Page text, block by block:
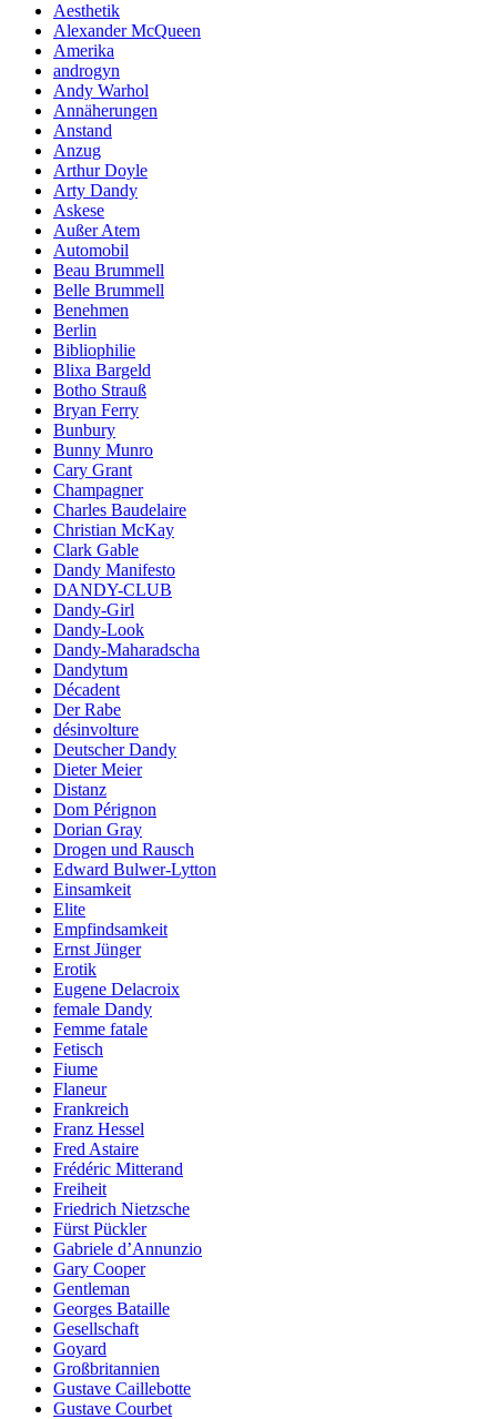
Aesthetik
Alexander McQueen
Amerika
androgyn
Andy Warhol
Annäherungen
Anstand
Anzug
Arthur Doyle
Arty Dandy
Askese
Außer Atem
Automobil
Beau Brummell
Belle Brummell
Benehmen
Berlin
Bibliophilie
Blixa Bargeld
Botho Strauß
Bryan Ferry
Bunbury
Bunny Munro
Cary Grant
Champagner
Charles Baudelaire
Christian McKay
Clark Gable
Dandy Manifesto
DANDY-CLUB
Dandy-Girl
Dandy-Look
Dandy-Maharadscha
Dandytum
Décadent
Der Rabe
désinvolture
Deutscher Dandy
Dieter Meier
Distanz
Dom Pérignon
Dorian Gray
Drogen und Rausch
Edward Bulwer-Lytton
Einsamkeit
Elite
Empfindsamkeit
Ernst Jünger
Erotik
Eugene Delacroix
female Dandy
Femme fatale
Fetisch
Fiume
Flaneur
Frankreich
Franz Hessel
Fred Astaire
Frédéric Mitterand
Freiheit
Friedrich Nietzsche
Fürst Pückler
Gabriele d’Annunzio
Gary Cooper
Gentleman
Georges Bataille
Gesellschaft
Goyard
Großbritannien
Gustave Caillebotte
Gustave Courbet